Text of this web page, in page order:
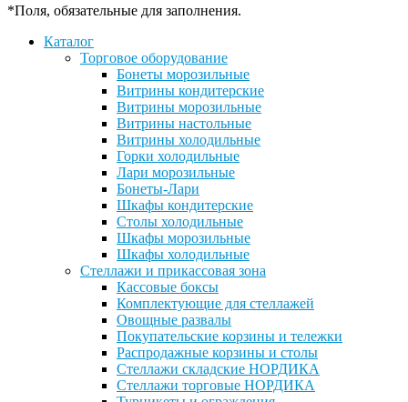
*Поля, обязательные для заполнения.
Каталог
Торговое оборудование
Бонеты морозильные
Витрины кондитерские
Витрины морозильные
Витрины настольные
Витрины холодильные
Горки холодильные
Лари морозильные
Бонеты-Лари
Шкафы кондитерские
Столы холодильные
Шкафы морозильные
Шкафы холодильные
Стеллажи и прикассовая зона
Кассовые боксы
Комплектующие для стеллажей
Овощные развалы
Покупательские корзины и тележки
Распродажные корзины и столы
Стеллажи складские НОРДИКА
Стеллажи торговые НОРДИКА